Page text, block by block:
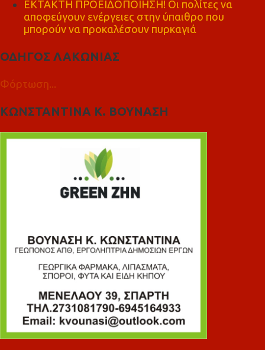
ΕΚΤΑΚΤΗ ΠΡΟΕΙΔΟΠΟΙΗΣΗ! Οι πολίτες να
αποφεύγουν ενέργειες στην ύπαιθρο που
μπορούν να προκαλέσουν πυρκαγιά
ΟΔΗΓΟΣ ΛΑΚΩΝΙΑΣ
Φόρτωση...
ΚΩΝΣΤΑΝΤΙΝΑ Κ. ΒΟΥΝΑΣΗ